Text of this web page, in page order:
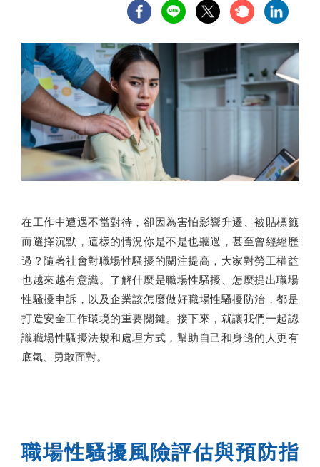
在工作中遭遇不當對待，卻因為害怕影響升遷、被貼標籤
而選擇沉默，這樣的情況你是不是也聽過，甚至曾經經歷
過？隨著社會對職場性騷擾的關注提高，大家對勞工權益
也越來越有意識。了解什麼是職場性騷擾、怎麼提出職場
性騷擾申訴，以及企業該怎麼做好職場性騷擾防治，都是
打造安全工作環境的重要關鍵。接下來，就讓我們一起認
識職場性騷擾法規和處理方式，幫助自己和身邊的人更有
底氣、勇敢面對。
職場性騷擾風險評估與預防指